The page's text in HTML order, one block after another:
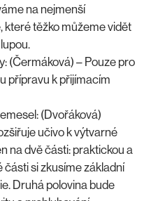
na nejmenší
které těžko můžeme vidět
(Čermáková) – Pouze pro
přípravu k přijímacím
(Dvořáková)
učivo k výtvarné
na dvě části: praktickou a
části si zkusíme základní
Druhá polovina bude